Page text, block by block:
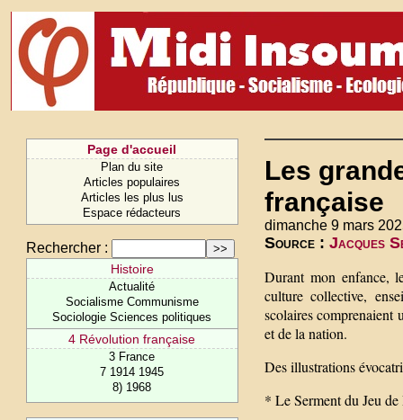
Page d'accueil
Plan du site
Articles populaires
Articles les plus lus
Espace rédacteurs
Rechercher :
Histoire
Actualité
Socialisme Communisme
Sociologie Sciences politiques
4 Révolution française
3 France
7 1914 1945
8) 1968
Les
française
dimanche 9 mars
Source : Jacques
Durant mon enfance,
culture collective,
scolaires comprenaient
et de la nation.
Des illustrations
* Le Serment du Jeu